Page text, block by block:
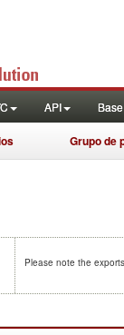
API
Grupo de
Please note the